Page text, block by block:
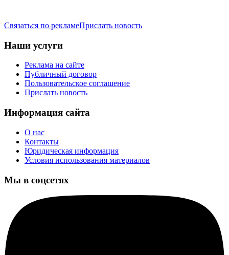
Связаться по рекламеПрислать новость
Наши услуги
Реклама на сайте
Публичный договор
Пользовательское соглашение
Прислать новость
Информация сайта
О нас
Контакты
Юридическая информация
Условия использования материалов
Мы в соцсетях